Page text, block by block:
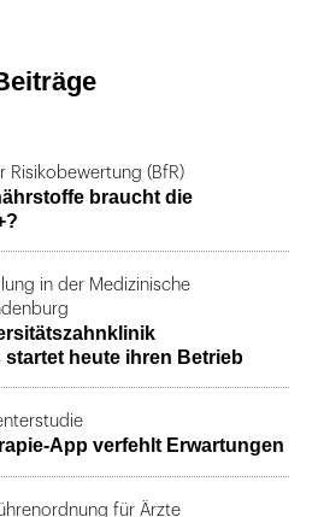
Risikobewertung (BfR)
braucht die
in der Medizinische
heute ihren Betrieb
App verfehlt Erwartungen
für Ärzte